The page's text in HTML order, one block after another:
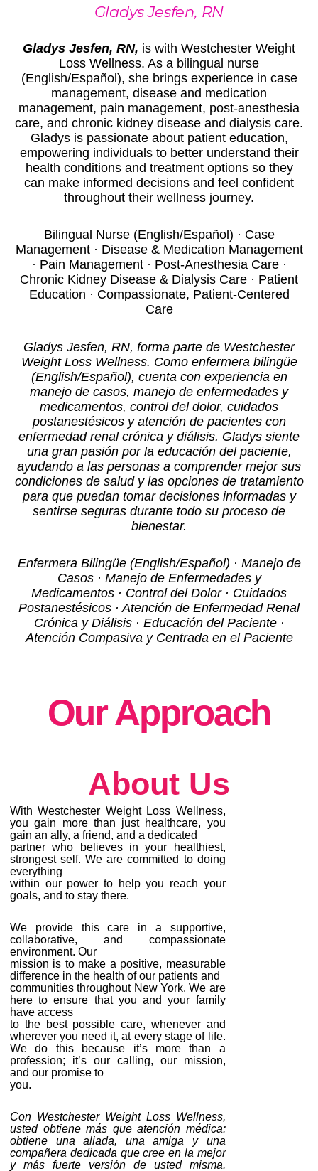
Gladys Jesfen, RN
Gladys Jesfen, RN, is with Westchester Weight
Loss Wellness. As a bilingual nurse
(English/Español), she brings experience in case
management, disease and medication
management, pain management, post-anesthesia
care, and chronic kidney disease and dialysis care.
Gladys is passionate about patient education,
empowering individuals to better understand their
health conditions and treatment options so they
can make informed decisions and feel confident
throughout their wellness journey.
Bilingual Nurse (English/Español) · Case
Management · Disease & Medication Management
· Pain Management · Post-Anesthesia Care ·
Chronic Kidney Disease & Dialysis Care · Patient
Education · Compassionate, Patient-Centered
Care
Gladys Jesfen, RN, forma parte de Westchester
Weight Loss Wellness. Como enfermera bilingüe
(English/Español), cuenta con experiencia en
manejo de casos, manejo de enfermedades y
medicamentos, control del dolor, cuidados
postanestésicos y atención de pacientes con
enfermedad renal crónica y diálisis. Gladys siente
una gran pasión por la educación del paciente,
ayudando a las personas a comprender mejor sus
condiciones de salud y las opciones de tratamiento
para que puedan tomar decisiones informadas y
sentirse seguras durante todo su proceso de
bienestar.
Enfermera Bilingüe (English/Español) · Manejo de
Casos · Manejo de Enfermedades y
Medicamentos · Control del Dolor · Cuidados
Postanestésicos · Atención de Enfermedad Renal
Crónica y Diálisis · Educación del Paciente ·
Atención Compasiva y Centrada en el Paciente
Our Approach
About Us
With Westchester Weight Loss Wellness,
you gain more than just healthcare, you
gain an ally, a friend, and a dedicated
partner who believes in your healthiest,
strongest self. We are committed to doing
everything
within our power to help you reach your
goals, and to stay there.
We provide this care in a supportive,
collaborative, and compassionate
environment. Our
mission is to make a positive, measurable
difference in the health of our patients and
communities throughout New York. We are
here to ensure that you and your family
have access
to the best possible care, whenever and
wherever you need it, at every stage of life.
We do this because it’s more than a
profession; it’s our calling, our mission,
and our promise to
you.
Con Westchester Weight Loss Wellness,
usted obtiene más que atención médica:
obtiene una aliada, una amiga y una
compañera dedicada que cree en la mejor
y más fuerte versión de usted misma.